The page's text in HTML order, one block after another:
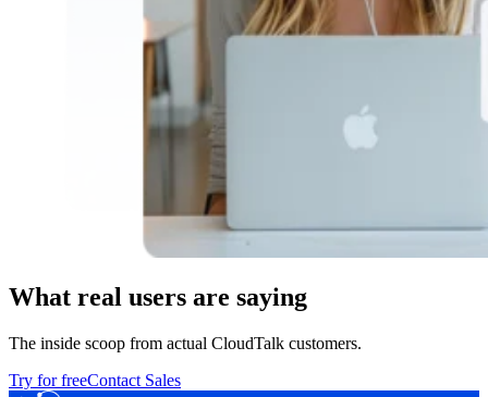
What real users are saying
The inside scoop from actual CloudTalk customers.
Try for freeContact Sales